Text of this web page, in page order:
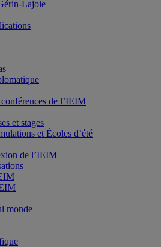
Lajoie
de l’IEIM
et stages
et Écoles d’été
de l’IEIM
monde